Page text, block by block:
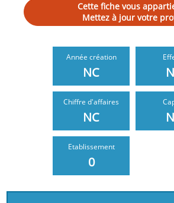
Cette fiche vous
Mettez à jour votre
Année création
NC
Chiffre d'affaires
NC
Etablissement
0